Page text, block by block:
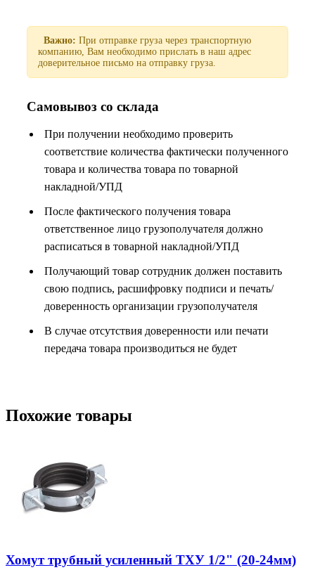
Важно: При отправке груза через транспортную
компанию, Вам необходимо прислать в наш адрес
доверительное письмо на отправку груза.
Самовывоз со склада
При получении необходимо проверить
соответствие количества фактически полученного
товара и количества товара по товарной
накладной/УПД
После фактического получения товара
ответственное лицо грузополучателя должно
расписаться в товарной накладной/УПД
Получающий товар сотрудник должен поставить
свою подпись, расшифровку подписи и печать/
доверенность организации грузополучателя
В случае отсутствия доверенности или печати
передача товара производиться не будет
Похожие товары
Хомут трубный усиленный ТХУ 1/2" (20-24мм)